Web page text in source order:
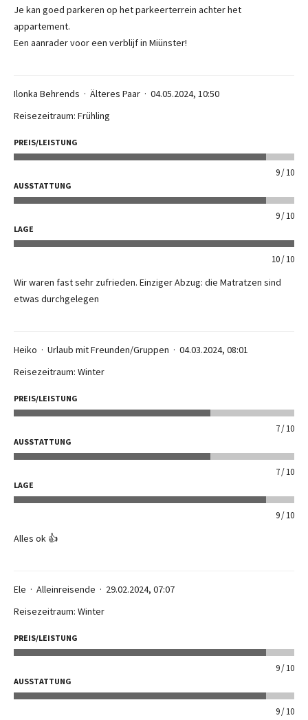
Je kan goed parkeren op het parkeerterrein achter het
appartement.
Een aanrader voor een verblijf in Miünster!
Ilonka Behrends Älteres Paar
04.05.2024, 10:50
Reisezeitraum: Frühling
PREIS/LEISTUNG
9 10
AUSSTATTUNG
9 10
LAGE
10 10
Wir waren fast sehr zufrieden. Einziger Abzug: die Matratzen sind
etwas durchgelegen
Heiko Urlaub mit Freunden/Gruppen
04.03.2024, 08:01
Reisezeitraum: Winter
PREIS/LEISTUNG
7 10
AUSSTATTUNG
7 10
LAGE
9 10
Alles ok 👍
Ele Alleinreisende
29.02.2024, 07:07
Reisezeitraum: Winter
PREIS/LEISTUNG
9 10
AUSSTATTUNG
9 10